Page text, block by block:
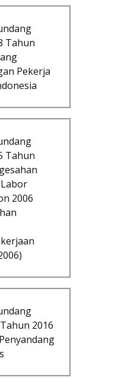
Tahun
Pekerja
Tahun
2006
2016